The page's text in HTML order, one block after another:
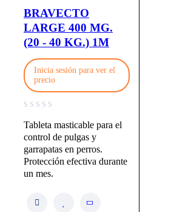
BRAVECTO
LARGE 400 MG.
(20 - 40 KG.) 1M
Inicia sesión para ver el
precio
Tableta masticable para el
control de pulgas y
garrapatas en perros.
Protección efectiva durante
un mes.